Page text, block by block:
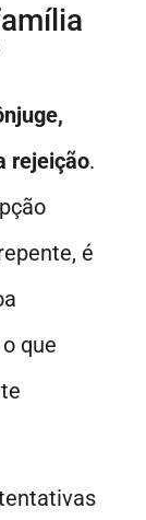
rejeição.
é
que